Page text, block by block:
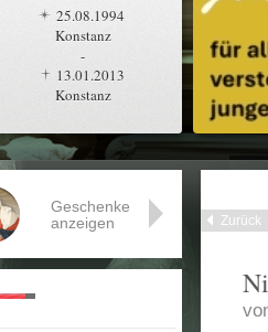
25.08.1994
Konstanz
-
13.01.2013
Konstanz
Zurück
Geschenke
anzeigen